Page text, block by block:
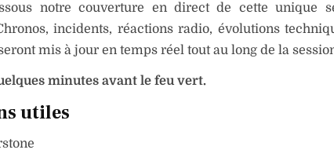
notre couverture en direct de cette unique
incidents, réactions radio, évolutions
mis à jour en temps réel tout au long de la
minutes avant le feu vert.
utiles